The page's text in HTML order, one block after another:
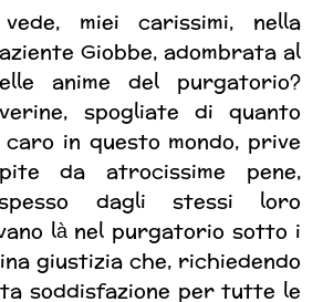
miei carissimi, nella
Giobbe, adombrata al
anime del purgatorio?
spogliate di quanto
in questo mondo, prive
da atrocissime pene,
dagli stessi loro
là nel purgatorio sotto i
giustizia che, richiedendo
soddisfazione per tutte le